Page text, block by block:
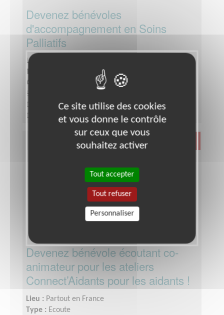
Devenez bénévoles
d'accompagnement en Soins
Palliatifs
Lieu :
Association :
Association d'Accompagnement en
Soins Palliatifs L'ESTUAIRE
Date :
Tout le temps
Disponibilité demandée :3h par semaine
Devenez bénévole écoutant co-
animateur pour les ateliers
Connect’Aidants pour les aidants !
Lieu : Partout en France
Type : Ecoute
Ce site utilise des cookies
et vous donne le contrôle
sur ceux que vous
souhaitez activer
Tout accepter
Tout refuser
Personnaliser